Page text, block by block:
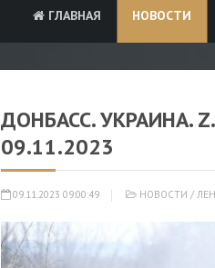
ГЛАВНАЯ НОВОСТИ
ДОНБАСС. УКРАИНА.
09.11.2023
09.11.2023 09:00:49 НОВОСТИ /